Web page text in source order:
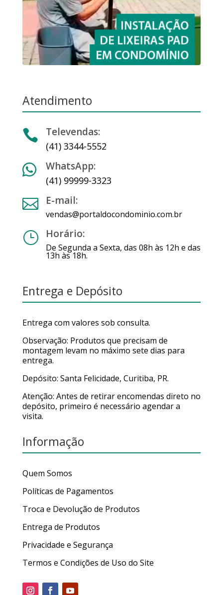
Atendimento
 Televendas:
(41) 3344-5552
 WhatsApp:
(41) 99999-3323
 E-mail:
vendas@portaldocondominio.com.br
} Horário:
De Segunda a Sexta, das 08h às 12h e das
13h às 18h.
Entrega e Depósito
Entrega com valores sob consulta.
Observação: Produtos que precisam de
montagem levam no máximo sete dias para
entrega.
Depósito: Santa Felicidade, Curitiba, PR.
Atenção: Antes de retirar encomendas direto no
depósito, primeiro é necessário agendar a
visita.
Informação
Quem Somos
Políticas de Pagamentos
Troca e Devolução de Produtos
Entrega de Produtos
Privacidade e Segurança
Termos e Condições de Uso do Site